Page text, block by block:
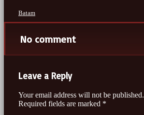
Batam
No comment
Leave a Reply
Your email address will not be published.
Required fields are marked *